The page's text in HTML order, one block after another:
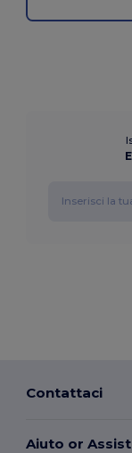
Contattaci
Aiuto or